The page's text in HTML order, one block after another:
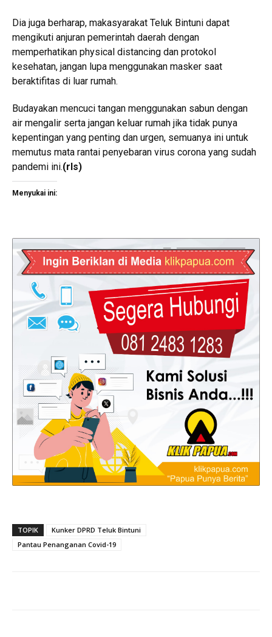
Dia juga berharap, makasyarakat Teluk Bintuni dapat
mengikuti anjuran pemerintah daerah dengan
memperhatikan physical distancing dan protokol
kesehatan, jangan lupa menggunakan masker saat
beraktifitas di luar rumah.
Budayakan mencuci tangan menggunakan sabun dengan
air mengalir serta jangan keluar rumah jika tidak punya
kepentingan yang penting dan urgen, semuanya ini untuk
memutus mata rantai penyebaran virus corona yang sudah
pandemi ini.(rls)
Menyukai ini:
TOPIK
Kunker DPRD Teluk Bintuni
Pantau Penanganan Covid-19